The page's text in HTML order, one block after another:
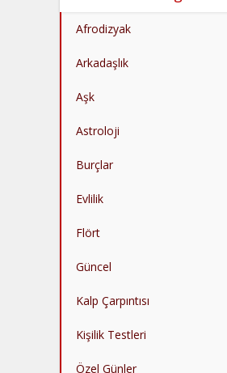
Afrodizyak
Arkadaşlık
Aşk
Astroloji
Burçlar
Evlilik
Flört
Güncel
Kalp Çarpıntısı
Kişilik Testleri
Özel Günler